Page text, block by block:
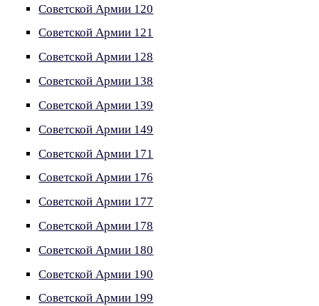
Советской Армии 120
Советской Армии 121
Советской Армии 128
Советской Армии 138
Советской Армии 139
Советской Армии 149
Советской Армии 171
Советской Армии 176
Советской Армии 177
Советской Армии 178
Советской Армии 180
Советской Армии 190
Советской Армии 199